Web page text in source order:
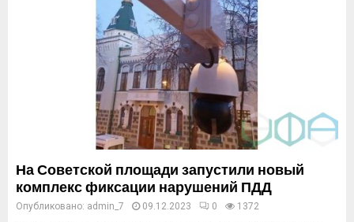
На Советской площади запустили новый
комплекс фиксации нарушений ПДД
Опубликовано: admin_7 09.12.2023 0 1372